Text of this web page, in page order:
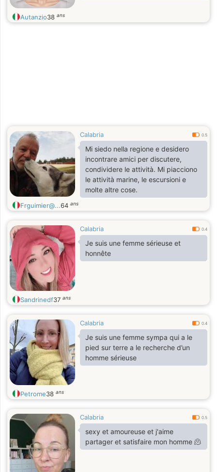
Autanzio38 ans
Calabria 0.5
Mi siedo nella regione e desidero
incontrare amici per discutere,
condividere le attività. Mi piacciono
le attività marine, le escursioni e
molte altre cose.
Frguimier@...64 ans
Calabria 0.4
Je suis une femme sérieuse et
honnête
Sandrinedf37 ans
Calabria 0.4
Je suis une femme sympa qui a le
pied sur terre a le recherche d’un
homme sérieuse
Petrome38 ans
Calabria 0.5
sexy et amoureuse et j'aime
partager et satisfaire mon homme 🫠